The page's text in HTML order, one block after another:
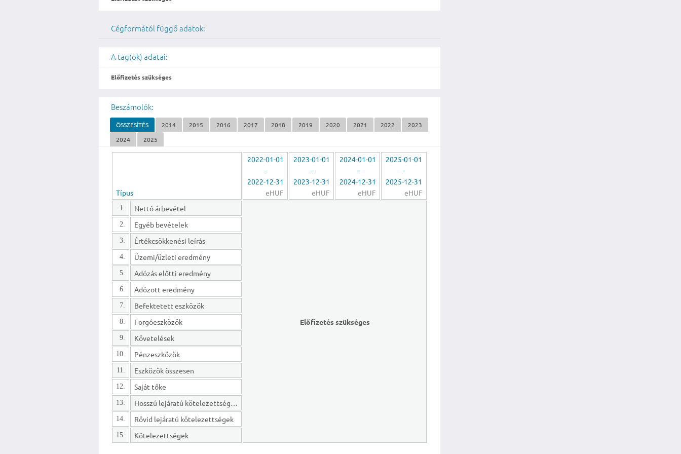
Cégformától függő adatok:
A tag(ok) adatai:
Előfizetés szükséges
Beszámolók:
ÖSSZESÍTÉS 2014 2015 2016 2017 2018 2019 2020 2021 2022
2023
2024
2025
Típus
2022-01-01
-
2022-12-31
eHUF
2023-01-01
-
2023-12-31
eHUF
2024-01-01
-
2024-12-31
eHUF
2025-01-01
-
2025-12-31
eHUF
1. Nettó árbevétel
Előfizetés szükséges
2. Egyéb bevételek
3. Értékcsökkenési leírás
4. Üzemi/üzleti eredmény
5. Adózás előtti eredmény
6. Adózott eredmény
7. Befektetett eszközök
8. Forgóeszközök
9. Követelések
10. Pénzeszközök
11. Eszközök összesen
12. Saját tőke
13. Hosszú lejáratú kötelezettségek
14. Rövid lejáratú kötelezettségek
15. Kötelezettségek